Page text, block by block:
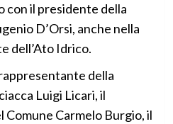
con il presidente della
D’Orsi, anche nella
dell’Ato Idrico.
della
Luigi Licari, il
Carmelo Burgio, il